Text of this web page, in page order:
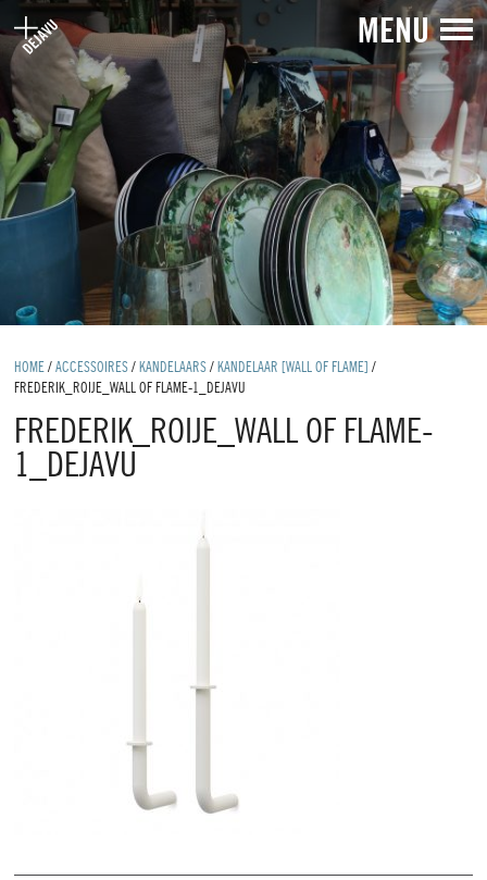
MENU
HOME /ACCESSOIRES / KANDELAARS / KANDELAAR [WALL OF FLAME]
/
FREDERIK_ROIJE_WALL OF FLAME-1_DEJAVU
FREDERIK_ROIJE_WALL OF FLAME-
1_DEJAVU